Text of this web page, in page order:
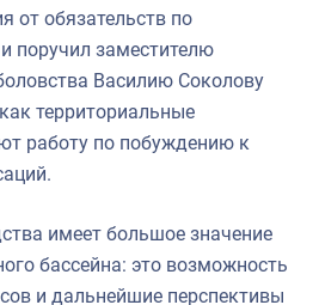
от обязательств по
поручил заместителю
Василию Соколову
территориальные
работу по побуждению к
имеет большое значение
бассейна: это возможность
и дальнейшие перспективы